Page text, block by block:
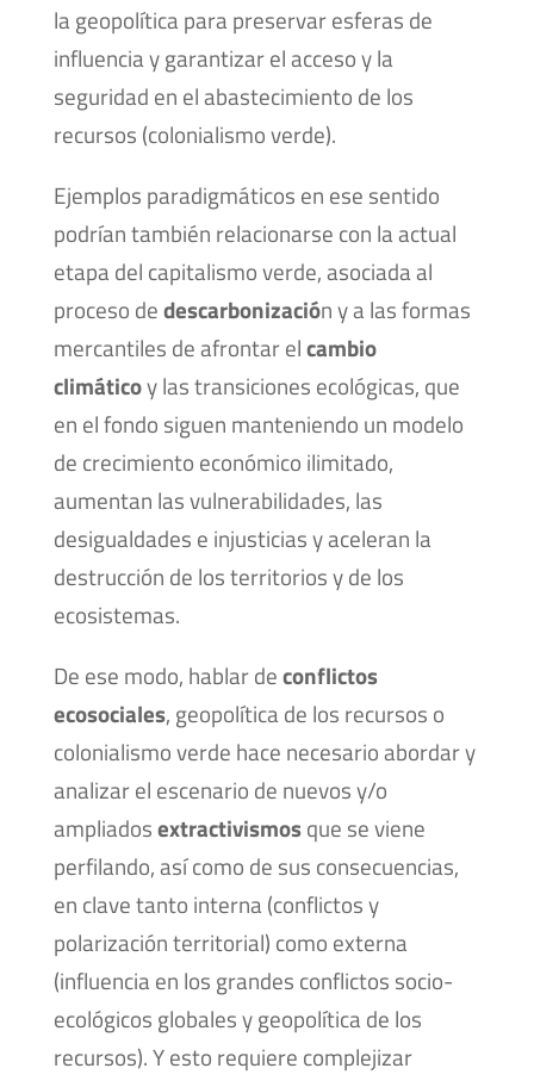
la geopolítica para preservar esferas de
influencia y garantizar el acceso y la
seguridad en el abastecimiento de los
recursos (colonialismo verde).
Ejemplos paradigmáticos en ese sentido
podrían también relacionarse con la actual
etapa del capitalismo verde, asociada al
proceso dedescarbonización y a las formas
mercantiles de afrontar elcambio
climáticoy las transiciones ecológicas, que
en el fondo siguen manteniendo un modelo
de crecimiento económico ilimitado,
aumentan las vulnerabilidades, las
desigualdades e injusticias y aceleran la
destrucción de los territorios y de los
ecosistemas.
De ese modo, hablar deconflictos
ecosociales, geopolítica de los recursos o
colonialismo verde hace necesario abordar y
analizar el escenario de nuevos y/o
ampliadosextractivismosque se viene
perfilando, así como de sus consecuencias,
en clave tanto interna (conflictos y
polarización territorial) como externa
(influencia en los grandes conflictos socio-
ecológicos globales y geopolítica de los
recursos). Y esto requiere complejizar